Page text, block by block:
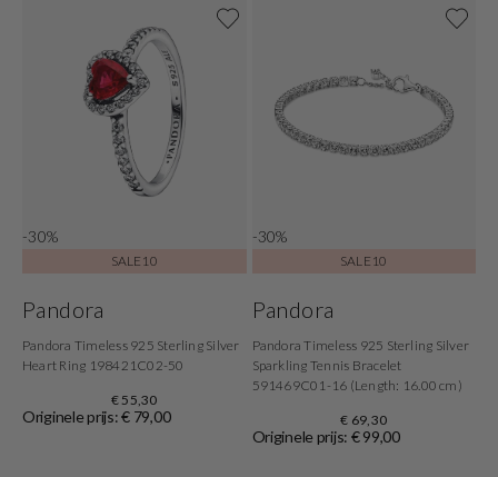
-30%
SALE10
Pandora
Pandora Timeless 925 Sterling Silver
Heart Ring 198421C02-50
€ 55,30
Originele prijs: € 79,00
-30%
SALE10
Pandora
Pandora Timeless 925 Sterling Silver
Sparkling Tennis Bracelet
591469C01-16 (Length: 16.00 cm)
€ 69,30
Originele prijs: € 99,00